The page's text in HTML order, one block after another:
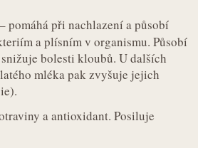
– pomáhá při nachlazení a působí
a plísním v organismu. Působí
bolesti kloubů. U dalších
mléka pak zvyšuje jejich
a antioxidant. Posiluje